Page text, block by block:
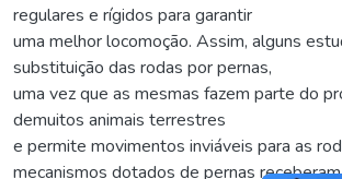
regulares e rígidos para garantir
uma melhor locomoção. Assim, alguns
substituição das rodas por pernas,
uma vez que as mesmas fazem parte do
demuitos animais terrestres
e permite movimentos inviáveis para as
mecanismos dotados de pernas receberam